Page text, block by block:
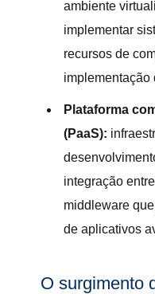
ambiente
implementar
recursos de
implementação
Plataforma
(PaaS):
integração
middleware
de aplicativos
O surgimento